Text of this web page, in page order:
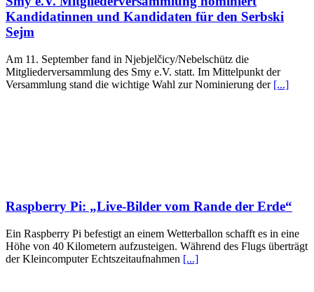
Kandidatinnen und Kandidaten für den Serbski
Sejm
Am 11. September fand in Njebjelčicy/Nebelschütz die
Mitgliederversammlung des Smy e.V. statt. Im Mittelpunkt der
Versammlung stand die wichtige Wahl zur Nominierung der [...]
Raspberry Pi: „Live-Bilder vom Rande der Erde“
Ein Raspberry Pi befestigt an einem Wetterballon schafft es in eine
Höhe von 40 Kilometern aufzusteigen. Während des Flugs überträgt
der Kleincomputer Echtszeitaufnahmen [...]